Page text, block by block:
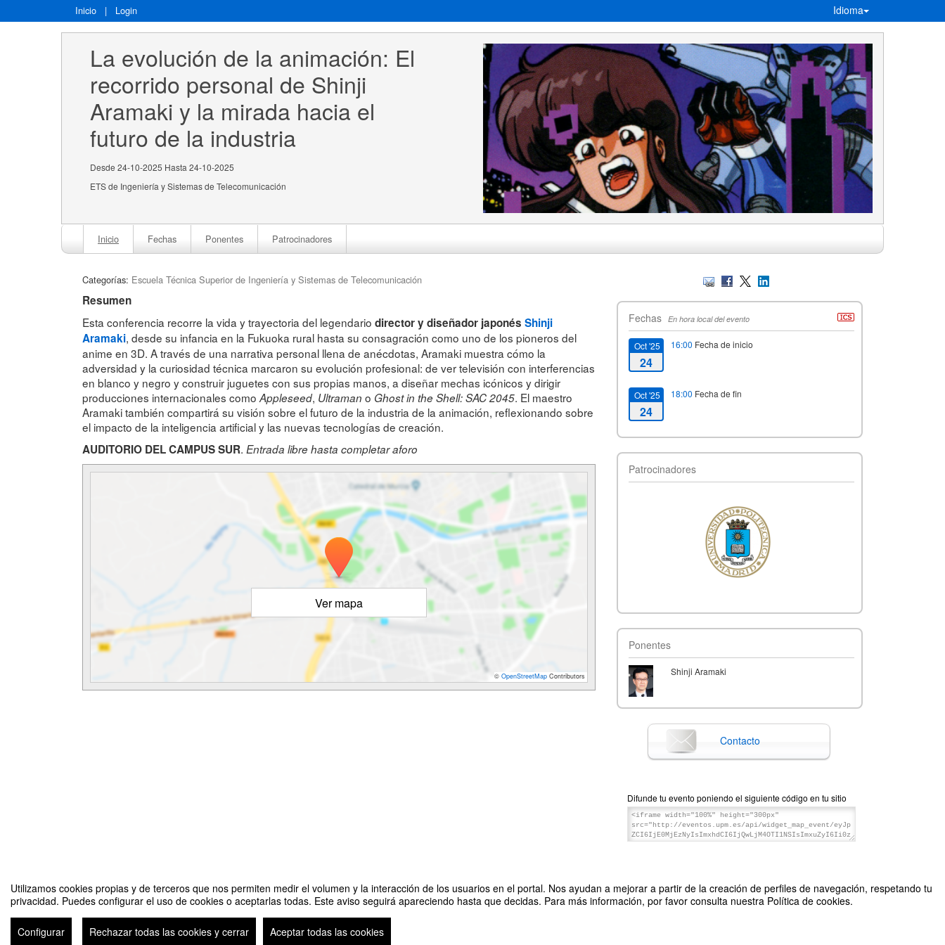
Utilizamos cookies propias y de terceros que nos permiten medir el volumen y la interacción de los usuarios en el portal. Nos ayudan a mejorar a partir de la creación de perfiles de navegación, respetando tu
privacidad. Puedes configurar el uso de cookies o aceptarlas todas. Este aviso seguirá apareciendo hasta que decidas. Para más información, por favor consulta nuestra Política de cookies.
Configurar Rechazar todas las cookies y cerrar Aceptar todas las cookies
Inicio | Login Idioma
La evolución de la animación: El
recorrido personal de Shinji
Aramaki y la mirada hacia el
futuro de la industria
Desde 24-10-2025 Hasta 24-10-2025
ETS de Ingeniería y Sistemas de Telecomunicación
Inicio Fechas Ponentes Patrocinadores
Categorías: Escuela Técnica Superior de Ingeniería y Sistemas de Telecomunicación
Resumen
Esta conferencia recorre la vida y trayectoria del legendario director y diseñador japonés Shinji
Aramaki, desde su infancia en la Fukuoka rural hasta su consagración como uno de los pioneros del
anime en 3D. A través de una narrativa personal llena de anécdotas, Aramaki muestra cómo la
adversidad y la curiosidad técnica marcaron su evolución profesional: de ver televisión con interferencias
en blanco y negro y construir juguetes con sus propias manos, a diseñar mechas icónicos y dirigir
producciones internacionales como Appleseed, Ultraman o Ghost in the Shell: SAC 2045. El maestro
Aramaki también compartirá su visión sobre el futuro de la industria de la animación, reflexionando sobre
el impacto de la inteligencia artificial y las nuevas tecnologías de creación.
AUDITORIO DEL CAMPUS SUR. Entrada libre hasta completar aforo
Ver mapa
© OpenStreetMap Contributors
Fechas En hora local del evento
Oct '25
24
16:00 Fecha de inicio
Oct '25
24
18:00 Fecha de fin
Patrocinadores
Ponentes
Shinji Aramaki
Contacto
Difunde tu evento poniendo el siguiente código en tu sitio
La evolución de la animación: El recorrido personal de Shinji Aramaki y la mirada hacia el futuro de la industria